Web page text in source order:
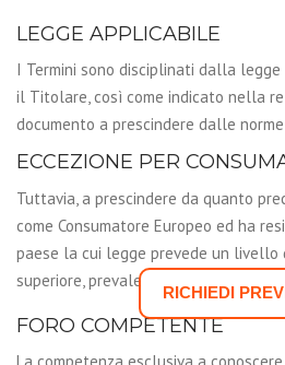
LEGGE APPLICABILE
I Termini sono disciplinati dalla
il Titolare, così come indicato nella
documento a prescindere dalle
ECCEZIONE PER
Tuttavia, a prescindere da quanto
come Consumatore Europeo ed ha
paese la cui legge prevede un
superiore, prevale tale superiore
FORO COMPETENTE
RICHIEDI